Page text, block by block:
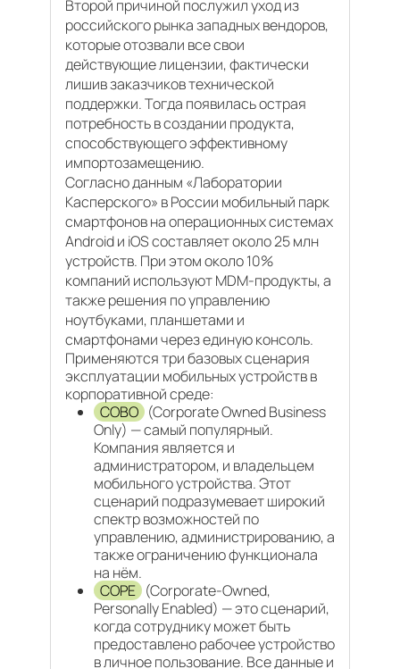
Второй причиной послужил уход из
российского рынка западных вендоров,
которые отозвали все свои
действующие лицензии, фактически
лишив заказчиков технической
поддержки. Тогда появилась острая
потребность в создании продукта,
способствующего эффективному
импортозамещению.
Согласно данным «Лаборатории
Касперского» в России мобильный парк
смартфонов на операционных системах
Android и iOS составляет около 25 млн
устройств. При этом около 10%
компаний используют MDM-продукты, а
также решения по управлению
ноутбуками, планшетами и
смартфонами через единую консоль.
Применяются три базовых сценария
эксплуатации мобильных устройств в
корпоративной среде:
COBO (Corporate Owned Business
Only) — самый популярный.
Компания является и
администратором, и владельцем
мобильного устройства. Этот
сценарий подразумевает широкий
спектр возможностей по
управлению, администрированию, а
также ограничению функционала
на нём.
COPE (Corporate-Owned,
Personally Enabled) — это сценарий,
когда сотруднику может быть
предоставлено рабочее устройство
в личное пользование. Все данные и